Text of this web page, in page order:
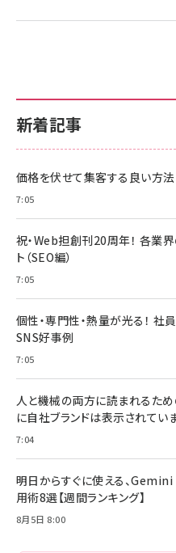
新着記事
価格を伏せて集客する良い方
7:05
祝・Web担創刊20周年！ 各業
ト（SEO編）
7:05
個性・専門性・熱量が光る！ 社
SNS好事例
7:05
人と機械の両方に読まれるため
に自社ブランドは表示されてい
7:04
明日からすぐに使える、
用術8選【週間ランキング】
8月5日 8:00